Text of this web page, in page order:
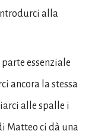
alla
essenziale
ancora la stessa
alle spalle i
Matteo ci dà una